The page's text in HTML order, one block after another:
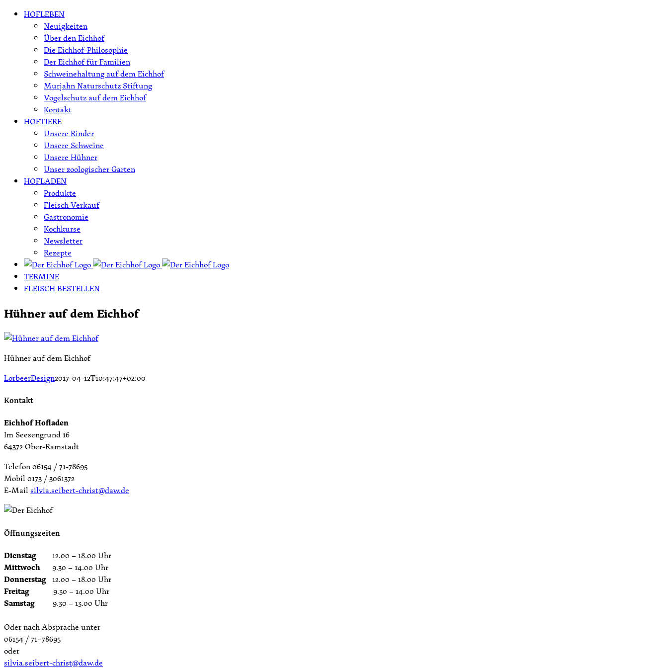
Skip HOFLEBEN
Neuigkeiten
Über den Eichhof
Die Eichhof-Philosophie
Der Eichhof für Familien
Schweinehaltung auf dem Eichhof
Murjahn Naturschutz Stiftung
Vogelschutz auf dem Eichhof
Kontakt
HOFTIERE
Unsere Rinder
Unsere Schweine
Unsere Hühner
Unser zoologischer Garten
HOFLADEN
Produkte
Fleisch-Verkauf
Gastronomie
Kochkurse
Newsletter
Rezepte
TERMINE
FLEISCH BESTELLEN
Hühner auf dem Eichhof
Hühner auf dem Eichhof
LorbeerDesign2017-04-12T10:47:47+02:00
Kontakt
Eichhof Hofladen
Im Seesengrund 16
64372 Ober-Ramstadt
Telefon 06154 / 71-78695
Mobil 0173 / 3061372
E-Mailsilvia.seibert-christ@daw.de
Öffnungszeiten
Dienstag 12.00 – 18.00 Uhr
Mittwoch 9.30 – 14.00 Uhr
Donnerstag 12.00 – 18.00 Uhr
Freitag 9.30 – 14.00 Uhr
Samstag 9.30 – 13.00 Uhr
Oder nach Absprache unter
06154 / 71–78695
oder
silvia.seibert-christ@daw.de